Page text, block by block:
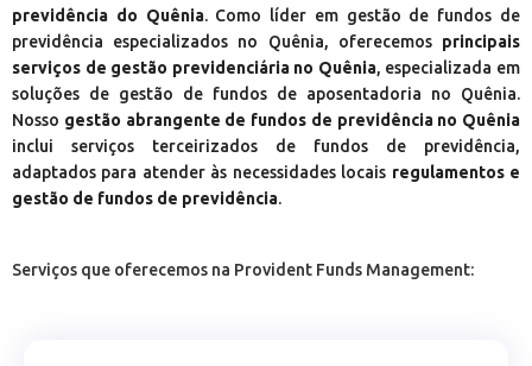
previdência do Quênia. Como líder em gestão de fundos de
previdência especializados no Quênia, oferecemos principais
serviços de gestão previdenciária no Quênia, especializada em
soluções de gestão de fundos de aposentadoria no Quênia.
Nosso gestão abrangente de fundos de previdência no Quênia
inclui serviços terceirizados de fundos de previdência,
adaptados para atender às necessidades locais regulamentos e
gestão de fundos de previdência.
Serviços que oferecemos na Provident Funds Management: